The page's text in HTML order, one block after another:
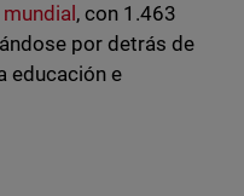
, con 1.463
por detrás de
educación e